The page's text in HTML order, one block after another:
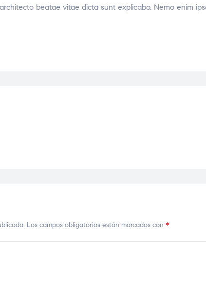
beatae vitae dicta sunt explicabo. Nemo enim
Los campos obligatorios están marcados con *